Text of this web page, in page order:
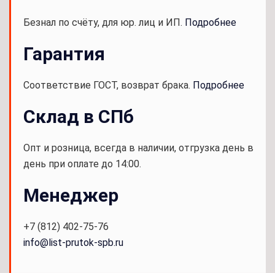
Безнал по счёту, для юр. лиц и ИП. Подробнее
Гарантия
Соответствие ГОСТ, возврат брака. Подробнее
Склад в СПб
Опт и розница, всегда в наличии, отгрузка день в
день при оплате до 14:00.
Менеджер
+7 (812) 402-75-76
info@list-prutok-spb.ru